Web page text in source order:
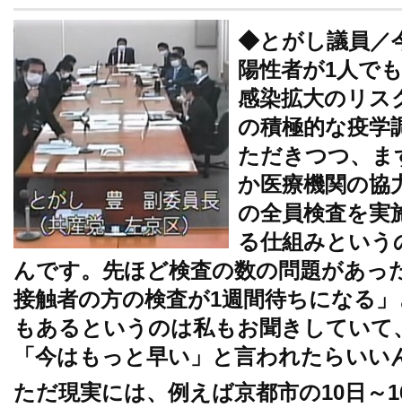
◆とがし議員／
陽性者が1人で
感染拡大のリス
の積極的な疫学
ただきつつ、ま
か医療機関の協
の全員検査を実
る仕組みという
んです。先ほど検査の数の問題があっ
接触者の方の検査が1週間待ちになる
もあるというのは私もお聞きしてい
「今はもっと早い」と言われたらいい
ただ現実には、例えば京都市の10日～